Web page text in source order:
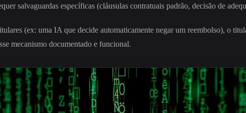
salvaguardas específicas (cláusulas contratuais padrão, decisão de
(ex: uma IA que decide automaticamente negar um reembolso), o
mecanismo documentado e funcional.